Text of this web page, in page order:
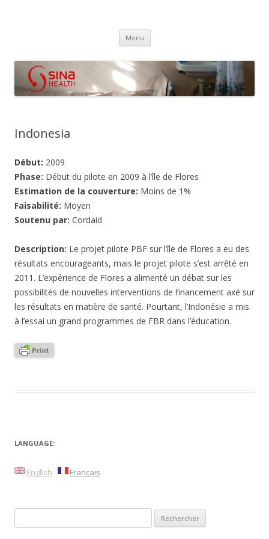
Menu Aller
contenu
Indonesia
Début: 2009
Phase: Début du pilote en 2009 à l’île de Flores
Estimation de la couverture: Moins de 1%
Faisabilité: Moyen
Soutenu par: Cordaid
Description: Le projet pilote PBF sur l’île de Flores a eu des
résultats encourageants, mais le projet pilote s’est arrêté en
2011. L’expérience de Flores a alimenté un débat sur les
possibilités de nouvelles interventions de financement axé sur
les résultats en matière de santé. Pourtant, l’Indonésie a mis
à l’essai un grand programmes de FBR dans l’éducation.
LANGUAGE:
English Français